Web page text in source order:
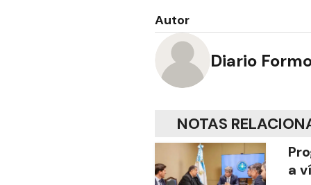
Autor
Diario
NOTAS
a